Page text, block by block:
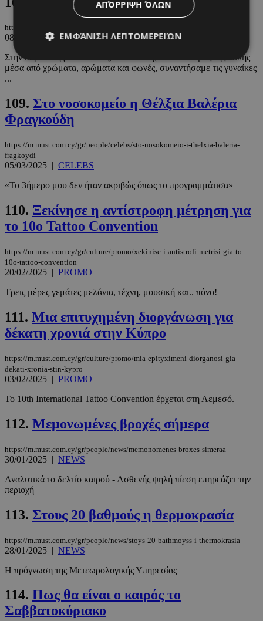
https://m.must.com.cy/gr/culture/entertainment/oi-gynaikes-tis-laikis
08/03/2025| ENTERTAINMENT
Στην καρδιά της Λευκωσίας, εκεί όπου χτυπά ο παλμός της πόλης
μέσα από χρώματα, αρώματα και φωνές, συναντήσαμε τις γυναίκες
...
109. Στο νοσοκομείο η Θέλξια Βαλέρια
Φραγκούδη
https://m.must.com.cy/gr/people/celebs/sto-nosokomeio-i-thelxia-baleria-
fragkoydi
05/03/2025 | CELEBS
«Το 3ήμερο μου δεν ήταν ακριβώς όπως το προγραμμάτισα»
110. Ξεκίνησε η αντίστροφη μέτρηση για
το 10o Tattoo Convention
https://m.must.com.cy/gr/culture/promo/xekinise-i-antistrofi-metrisi-gia-to-
10o-tattoo-convention
20/02/2025 | PROMO
Τρεις μέρες γεμάτες μελάνια, τέχνη, μουσική και.. πόνο!
111. Μια επιτυχημένη διοργάνωση για
δέκατη χρονιά στην Κύπρο
https://m.must.com.cy/gr/culture/promo/mia-epityximeni-diorganosi-gia-
dekati-xronia-stin-kypro
03/02/2025 | PROMO
Το 10th International Tattoo Convention έρχεται στη Λεμεσό.
112. Μεμονωμένες βροχές σήμερα
https://m.must.com.cy/gr/people/news/memonomenes-broxes-simeraa
30/01/2025 | NEWS
Αναλυτικά το δελτίο καιρού - Ασθενής ψηλή πίεση επηρεάζει την
περιοχή
113. Στους 20 βαθμούς η θερμοκρασία
https://m.must.com.cy/gr/people/news/stoys-20-bathmoyss-i-thermokrasia
28/01/2025 | NEWS
Η πρόγνωση της Μετεωρολογικής Υπηρεσίας
114. Πως θα είναι ο καιρός το
Σαββατοκύριακο
ΑΠΌΡΡΙΨΗ ΌΛΩΝ
ΕΜΦΆΝΙΣΗ ΛΕΠΤΟΜΕΡΕΙΏΝ
Στόχευσης
Λειτουργικότητας
βασικές λειτουργίες του ιστότοπου, όπως τη
Ο ιστότοπος δεν μπορεί να χρησιμοποιηθεί σωστά
Προμηθευτής/
PinToTopCookie www.must.com.cy 12 ώρες
.twitter.com
__cf_bm
Cloudflare Inc.
29 λεπτά
LangCookie
Google
Privacy Policy